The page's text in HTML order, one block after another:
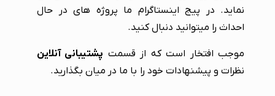
نماید. در پیج اینستاگرام ما پروژه های در حال
احداث را میتوانید دنبال کنید.
موجب افتخار است که از قسمت پشتیبانی آنلاین
نظرات و پیشنهادات خود را با ما در میان بگذارید.